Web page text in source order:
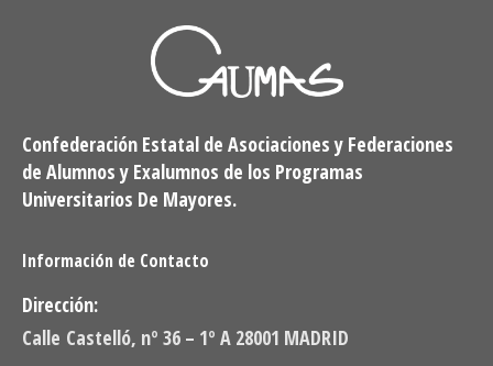
Confederación Estatal de Asociaciones y Federaciones
de Alumnos y Exalumnos de los Programas
Universitarios De Mayores.
Información de Contacto
Dirección:
Calle Castelló, nº 36 – 1º A 28001 MADRID